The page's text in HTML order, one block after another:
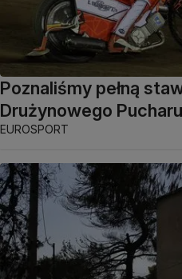
Poznaliśmy pełną
Drużynowego
EUROSPORT